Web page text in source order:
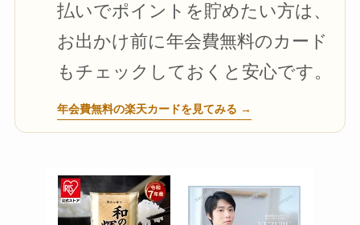
払いでポイントを貯めたい方は、
お出かけ前に年会費無料のカード
もチェックしておくと安心です。
年会費無料の楽天カードを見てみる